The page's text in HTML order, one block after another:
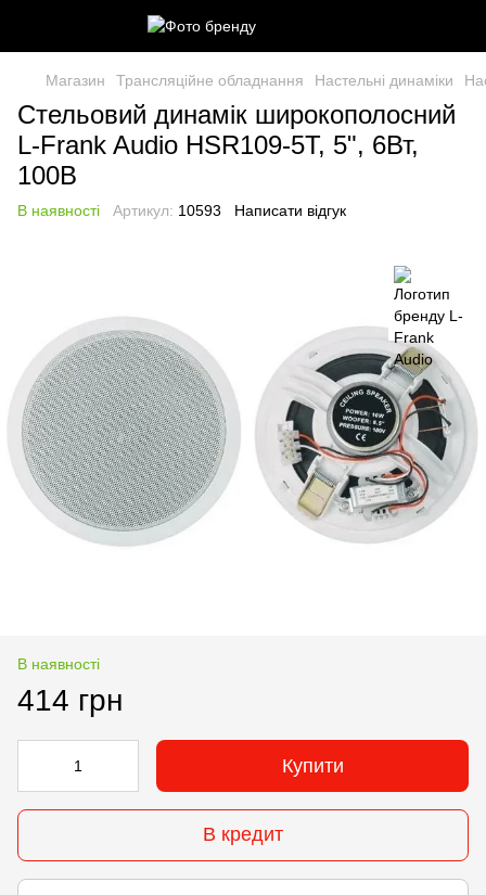
Магазин Трансляційне обладнання Настельні динаміки
Стельовий динамік широкополосний
L-Frank Audio HSR109-5T, 5", 6Вт,
100В
В наявності Артикул: 10593 Написати відгук
В наявності
414 грн
Купити
В кредит